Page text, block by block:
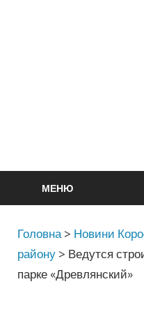
МЕНЮ
Головна > Новини
району > Ведутся
парке «Древлянский»